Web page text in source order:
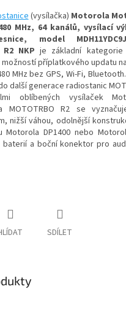
(vysílačka) Motorola
MHz, 64 kanálů, vysílací
model
R2 NKP je základní
příplatkového updatu
MHz bez GPS, Wi-Fi,
další generace radiostanic
oblíbených vysílaček
MOTOTRBO R2 se
nižší váhou, odolnější
DP1400 nebo
baterií a boční konektor pro
SDÍLET